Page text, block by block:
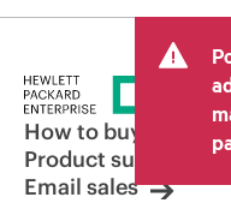
How to buy
Product support
Email sales